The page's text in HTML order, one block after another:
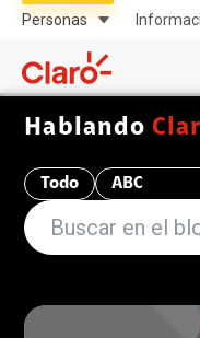
Hablando
Todo
ABC